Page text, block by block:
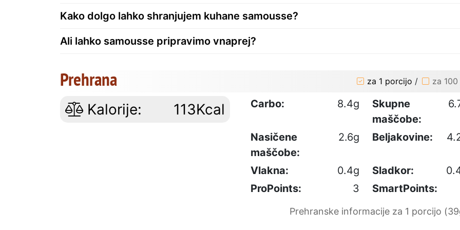
Kako dolgo lahko shranjujem kuhane samousse?
Ali lahko samousse pripravimo vnaprej?
Prehrana za 1 porcijo / za 100
Kalorije: 113Kcal Carbo: 8.4g
Skupne
maščobe:
Nasičene
maščobe:
2.6g Beljakovine:
Vlakna: 0.4g Sladkor:
ProPoints:
3 SmartPoints:
Prehranske informacije za 1 porcijo